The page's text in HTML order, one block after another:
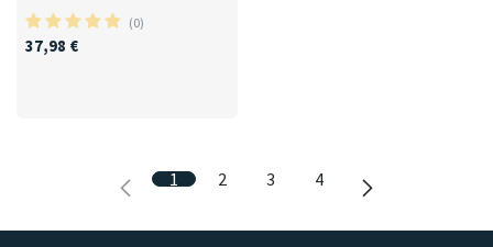
(0)
37,98 €
1 2 3 4